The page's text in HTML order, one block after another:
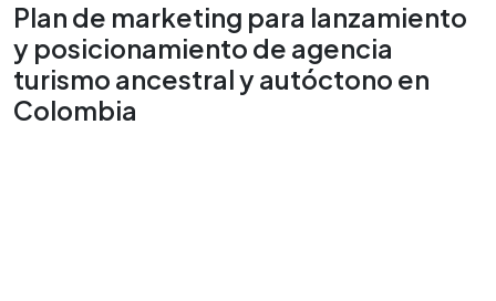
Plan de marketing para lanzamiento
y posicionamiento de agencia
turismo ancestral y autóctono en
Colombia